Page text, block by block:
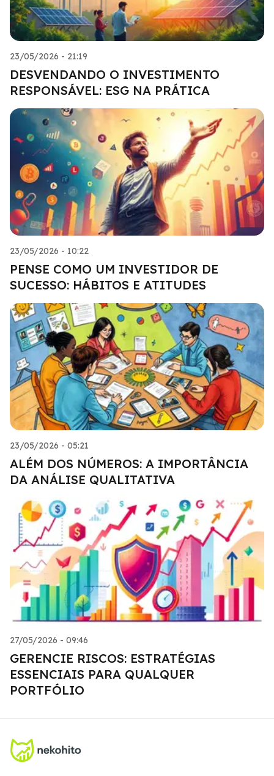
23/05/2026 - 21:19
DESVENDANDO O INVESTIMENTO
RESPONSÁVEL: ESG NA PRÁTICA
23/05/2026 - 10:22
PENSE COMO UM INVESTIDOR DE
SUCESSO: HÁBITOS E ATITUDES
23/05/2026 - 05:21
ALÉM DOS NÚMEROS: A IMPORTÂNCIA
DA ANÁLISE QUALITATIVA
27/05/2026 - 09:46
GERENCIE RISCOS: ESTRATÉGIAS
ESSENCIAIS PARA QUALQUER
PORTFÓLIO